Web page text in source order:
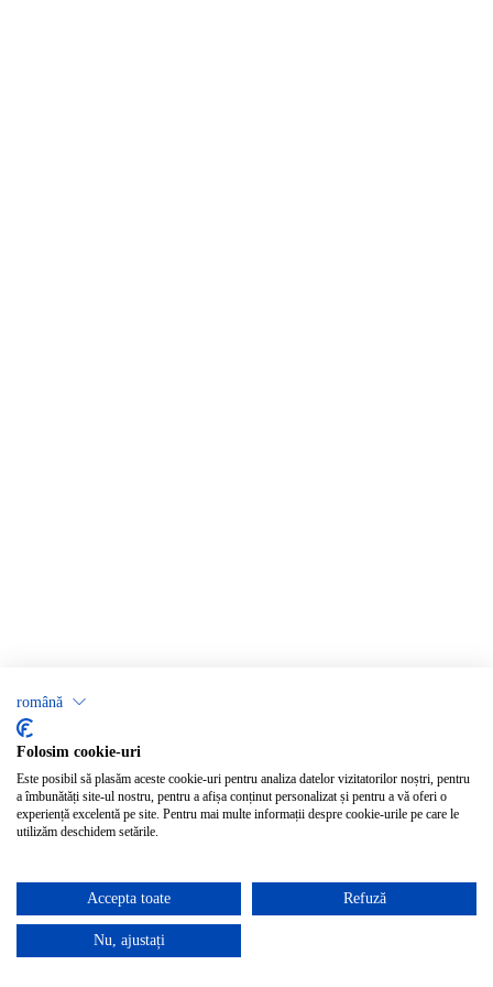
română
Folosim cookie-uri
Este posibil să plasăm aceste cookie-uri pentru analiza datelor vizitatorilor noștri, pentru
a îmbunătăți site-ul nostru, pentru a afișa conținut personalizat și pentru a vă oferi o
experiență excelentă pe site. Pentru mai multe informații despre cookie-urile pe care le
utilizăm deschidem setările.
Accepta toate Refuză
Nu, ajustați